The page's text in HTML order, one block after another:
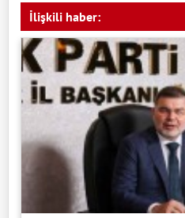
İlişkili haber: